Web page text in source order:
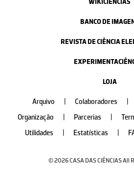
WIKICIÊNCIAS
BANCO DE
REVISTA DE CIÊNCIA
LOJA
Arquivo Colaboradores
Organização
Parcerias
Utilidades
Estatísticas
© 2026 CASA DAS CIÊNCIAS All